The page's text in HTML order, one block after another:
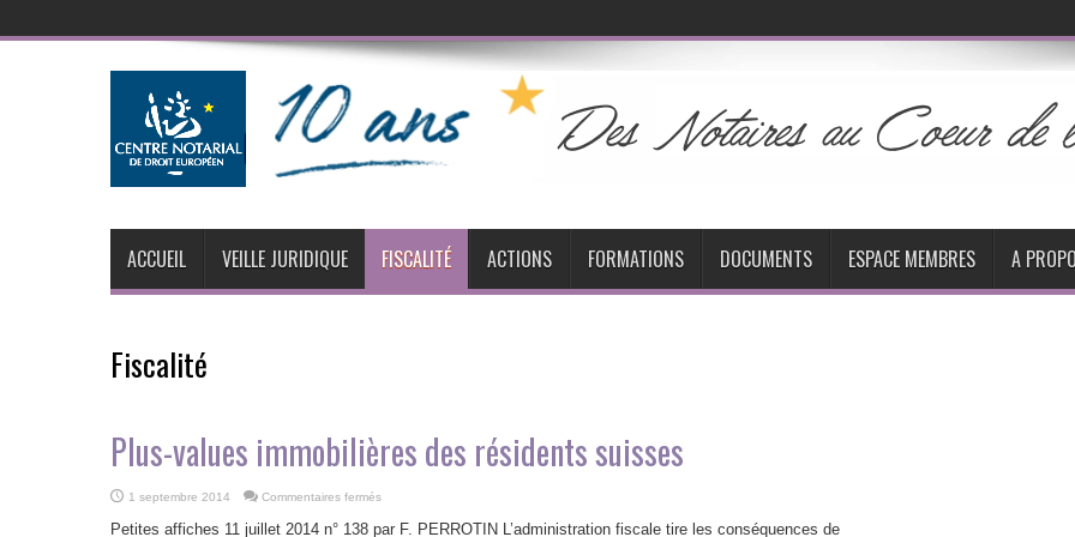
ACCUEIL VEILLE JURIDIQUE FISCALITÉ ACTIONS FORMATIONS DOCUMENTS ESPACE MEMBRES A
Fiscalité
Plus-values immobilières des résidents suisses
1 septembre 2014 Commentaires fermés
values
Petites affiches 11 juillet 2014 n° 138 par F. PERROTIN L’administration fiscale tire les conséquences de